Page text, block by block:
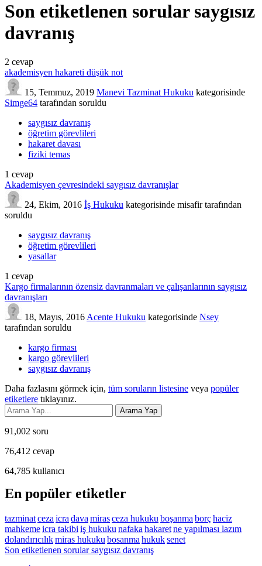
Son etiketlenen sorular saygısız
davranış
2 cevap
akademisyen hakareti düşük not
15, Temmuz, 2019 Manevi Tazminat Hukuku kategorisinde
Simge64 tarafından soruldu
saygısız davranış
öğretim görevlileri
hakaret davası
fiziki temas
1 cevap
Akademisyen çevresindeki saygısız davranışlar
24, Ekim, 2016 İş Hukuku kategorisinde misafir tarafından
soruldu
saygısız davranış
öğretim görevlileri
yasallar
1 cevap
Kargo firmalarının özensiz davranmaları ve çalışanlarının saygısız
davranışları
18, Mayıs, 2016 Acente Hukuku kategorisinde Nsey
tarafından soruldu
kargo firması
kargo görevlileri
saygısız davranış
Daha fazlasını görmek için, tüm soruların listesine veya popüler
etiketlere tıklayınız.
91,002 soru
76,412 cevap
64,785 kullanıcı
En popüler etiketler
tazminatceza icra dava mirasceza hukuku boşanma borçhaciz
mahkemeicra takibi iş hukuku nafaka hakaretne yapılması lazım
dolandırıcılıkmiras hukuku bosanma hukuksenet
Son etiketlenen sorular saygısız davranış